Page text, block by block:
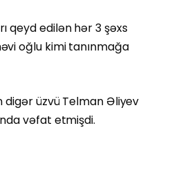
qeyd edilən hər 3 şəxs
oğlu kimi tanınmağa
digər üzvü Telman Əliyev
vəfat etmişdi.